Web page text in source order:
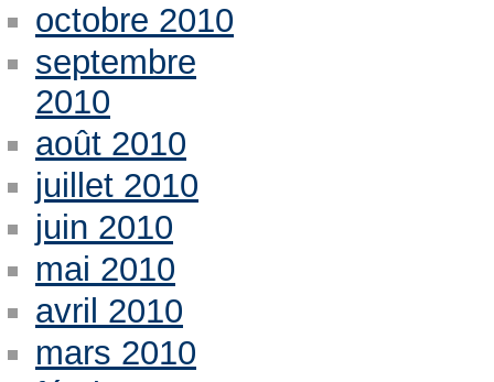
octobre 2010
septembre
2010
août 2010
juillet 2010
juin 2010
mai 2010
avril 2010
mars 2010